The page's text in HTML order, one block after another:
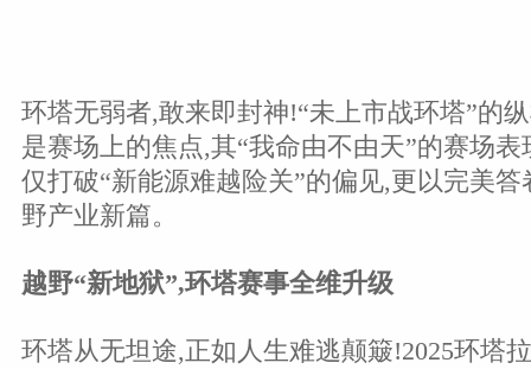
环塔无弱者,敢来即封神!“未上市战环塔”的
是赛场上的焦点,其“我命由不由天”的赛场
仅打破“新能源难越险关”的偏见,更以完美
野产业新篇。
越野“新地狱”,环塔赛事全维升级
环塔从无坦途,正如人生难逃颠簸!2025环塔